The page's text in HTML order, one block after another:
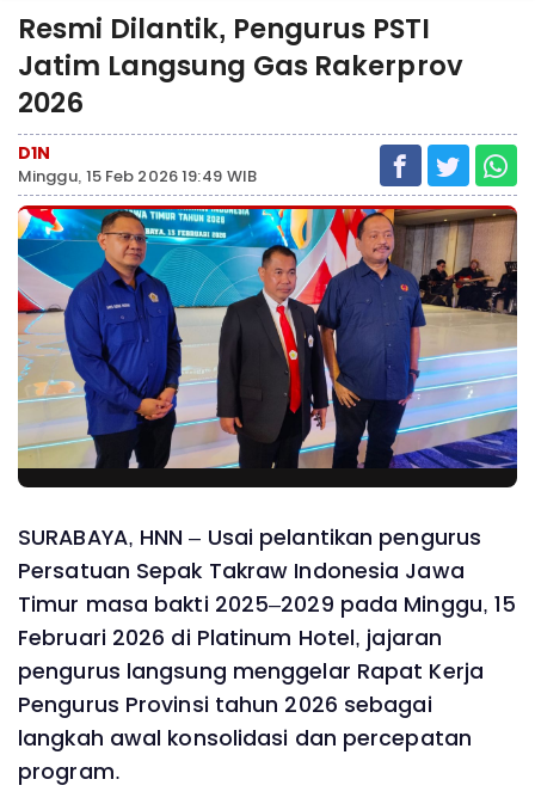
Resmi Dilantik, Pengurus PSTI
Jatim Langsung Gas Rakerprov
2026
D1N
Minggu, 15 Feb 2026 19:49 WIB
SURABAYA, HNN – Usai pelantikan pengurus
Persatuan Sepak Takraw Indonesia Jawa
Timur masa bakti 2025–2029 pada Minggu, 15
Februari 2026 di Platinum Hotel, jajaran
pengurus langsung menggelar Rapat Kerja
Pengurus Provinsi tahun 2026 sebagai
langkah awal konsolidasi dan percepatan
program.